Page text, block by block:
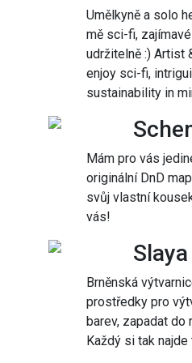
Umělkyně a solo
mě sci-fi,
udržitelně :) Artist
enjoy sci-fi,
sustainability in
Mám pro vás
originální DnD
svůj vlastní
vás!
Brněnská
prostředky pro
barev, zapadat
Každý si tak najde